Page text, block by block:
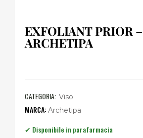
EXFOLIANT PRIOR –
ARCHETIPA
CATEGORIA: Viso
Archetipa